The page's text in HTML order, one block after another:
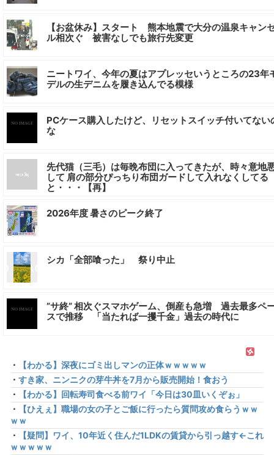
【お盆休み】スタート 熊本地震で大分の温泉キャン
ル相次ぐ 被害なしでも旅行先変更
ニートワイ、今年の夏はアプレッセいうところの23年
デルの生デニムを履き込んでる模様
PCケース購入したけど、リセットスイッチ付いてない
な
先代猫（三毛）は毎晩布団に入ってきたが、時々意地
して 肩の部分ぴっちり布団ガードして入れなくしてる
と・・・【再】
2026年度 暑さのピーク終了
シカ「全部喰った」 祭り中止
”サ終” 相次ぐスマホゲーム、倒産も急増 過去最多ペ
スで推移 「当たれば一攫千金」過去の時代に
・
【わかる】深夜にゴミ出しマンの正体ｗｗｗｗｗ
・ すき家、ニンニクの芽牛丼を7月から販売開始！食おう
・
【わかる】回転寿司食べる前ワイ「今日は30皿いくぞぉ」
・
【ひえぇ】職場の女の子とご飯に行ったら質問攻め食らうｗｗ
ｗｗ
・
【疑問】ワイ、10年近く住んだ1LDKの賃貸から引っ越す←これ
ｗｗｗｗｗ